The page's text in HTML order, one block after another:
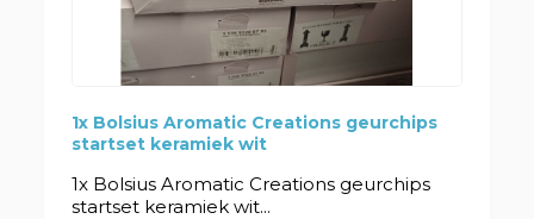
1x Bolsius Aromatic Creations geurchips
startset keramiek wit
1x Bolsius Aromatic Creations geurchips
startset keramiek wit...